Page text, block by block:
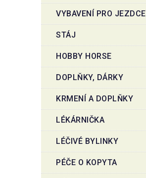
VYBAVENÍ PRO JEZDCE
STÁJ
HOBBY HORSE
DOPLŇKY, DÁRKY
KRMENÍ A DOPLŇKY
LÉKÁRNIČKA
LÉČIVÉ BYLINKY
PÉČE O KOPYTA